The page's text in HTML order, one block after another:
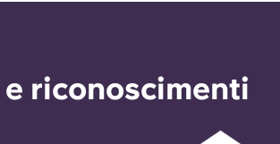
e riconoscimenti